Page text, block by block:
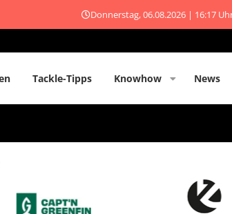
Donnerstag, 06.08.2026 | 16:17
Tackle-Tipps Knowhow News